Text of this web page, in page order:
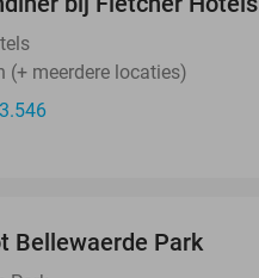
(+ meerdere locaties)
Bellewaerde Park